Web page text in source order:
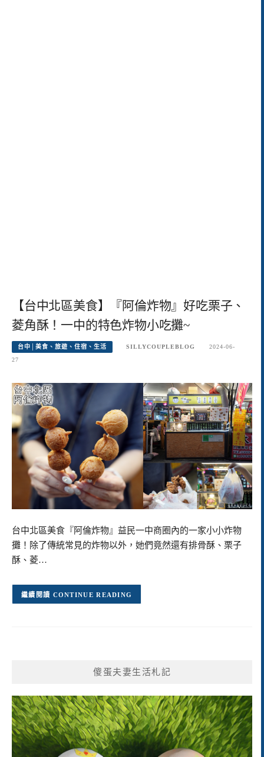
【台中北區美食】『阿倫炸物』好吃栗子、
菱角酥！一中的特色炸物小吃攤~
台中│美食、旅遊、住宿、生活 SILLYCOUPLEBLOG
2024-06-
27
台中北區美食『阿倫炸物』益民一中商圈內的一家小小炸物
攤！除了傳統常見的炸物以外，她們竟然還有排骨酥、栗子
酥、菱…
CONTINUE READING
傻蛋夫妻生活札記